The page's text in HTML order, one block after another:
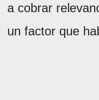
a cobrar
un factor que